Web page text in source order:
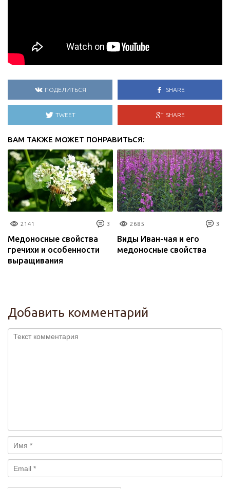
ПОДЕЛИТЬСЯ SHARE
TWEET SHARE
ВАМ ТАКЖЕ МОЖЕТ ПОНРАВИТЬСЯ:
2141 3
Медоносные свойства
гречихи и особенности
выращивания
2685 3
Виды Иван-чая и его
медоносные свойства
Добавить комментарий